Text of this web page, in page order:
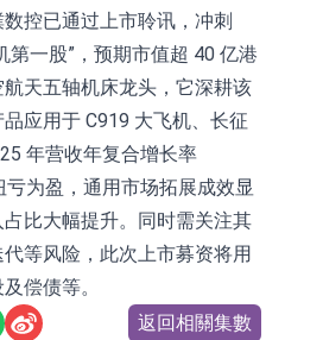
跌36.75%，佳明集團控
跌30.56%
股】港股漲幅榜前十，辰興發
漲+54.76%，金馬能源
漲+44.17%
國際(01788.HK)復牌
(08511.HK)復牌
(300765.SZ)子公司SYS6037
獲美國藥物還床試驗批准
物：子公司華蘭疫苗正在開展
病毒mRNA疫苗研發工作
控已通过上市聆讯，冲刺
第一股”，预期市值超 40 亿港
天五轴机床龙头，它深耕该
应用于 C919 大飞机、长征
年营收年复合增长率
亏为盈，通用市场拓展成效显
比大幅提升。同时需关注其
等风险，此次上市募资将用
偿债等。
返回相關集數